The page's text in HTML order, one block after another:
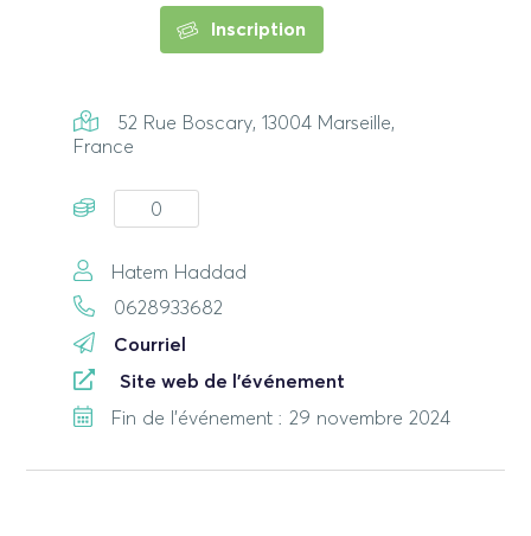
Inscription
52 Rue Boscary, 13004 Marseille,
France
0
Hatem Haddad
0628933682
Courriel
Site web de l'événement
Fin de l'événement : 29 novembre 2024